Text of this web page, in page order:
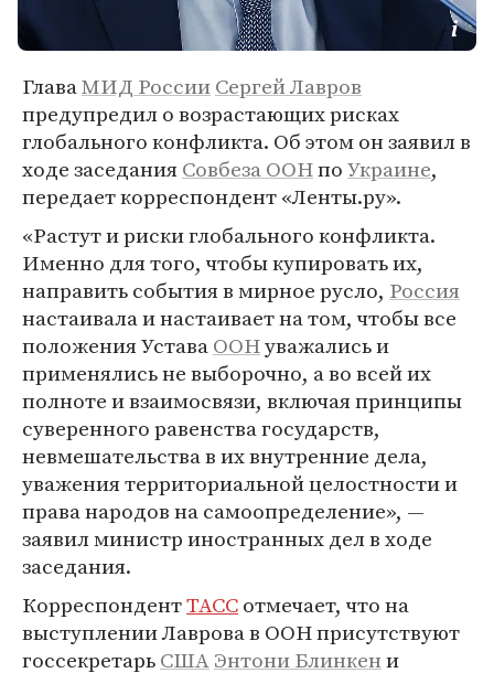
ГлаваМИД РоссииСергей Лавров
предупредил о возрастающих рисках
глобального конфликта. Об этом он заявил в
ходе заседанияСовбеза ООНпоУкраине,
передает корреспондент «Ленты.ру».
«Растут и риски глобального конфликта.
Именно для того, чтобы купировать их,
направить события в мирное русло, Россия
настаивала и настаивает на том, чтобы все
положения УставаООНуважались и
применялись не выборочно, а во всей их
полноте и взаимосвязи, включая принципы
суверенного равенства государств,
невмешательства в их внутренние дела,
уважения территориальной целостности и
права народов на самоопределение», —
заявил министр иностранных дел в ходе
заседания.
КорреспондентТАССотмечает, что на
выступлении Лаврова в ООН присутствуют
госсекретарьСШАЭнтони Блинкени